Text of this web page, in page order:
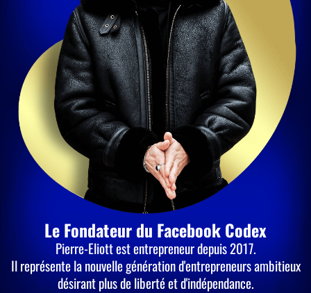
Le Fondateur du Facebook Codex
Pierre-Eliott est entrepreneur depuis 2017.
Il représente la nouvelle génération d'entrepreneurs ambitieux
désirant plus de liberté et d'indépendance.